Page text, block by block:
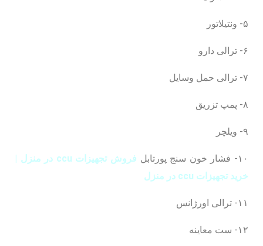
۵- ونتیلاتور
۶- ترالی دارو
۷- ترالی حمل وسایل
۸- پمپ تزریق
۹- ویلچر
۱۰- فشار خون سنج پورتابل
فروش تجهیزات ccu در منزل |
خرید تجهیزات ccu در منزل
۱۱- ترالی اورژانس
۱۲- ست معاینه